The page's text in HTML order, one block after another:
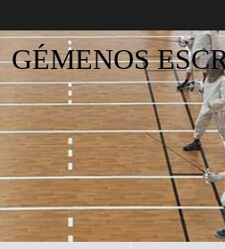
GÉMENOS